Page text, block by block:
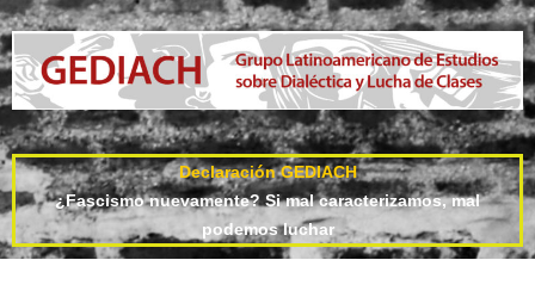
Declaración GEDIACH
¿Fascismo nuevamente? Si mal caracterizamos, mal
podemos luchar